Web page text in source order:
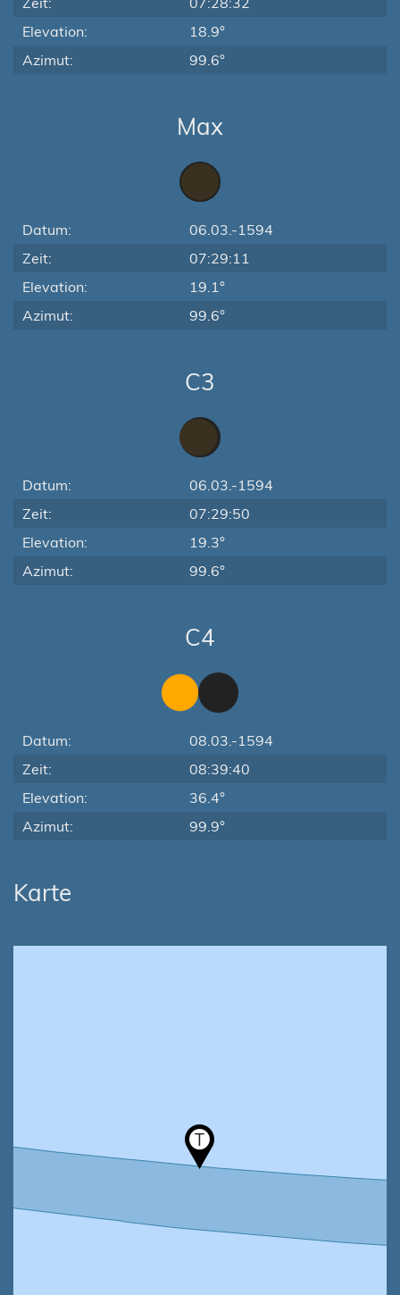
Elevation:
18.9°
Azimut:
99.6°
Max
Datum:
06.03.-1594
Zeit:
07:29:11
Elevation:
19.1°
Azimut:
99.6°
C3
Datum:
06.03.-1594
Zeit:
07:29:50
Elevation:
19.3°
Azimut:
99.6°
C4
Datum:
08.03.-1594
Zeit:
08:39:40
Elevation:
36.4°
Azimut:
99.9°
Karte